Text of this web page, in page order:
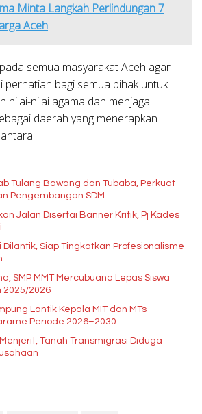
Minta Langkah Perlindungan 7
Aceh
semua masyarakat Aceh agar
perhatian bagi semua pihak untuk
nilai-nilai agama dan menjaga
daerah yang menerapkan
Tulang Bawang dan Tubaba, Perkuat
Pengembangan SDM
Jalan Disertai Banner Kritik, Pj Kades
Dilantik, Siap Tingkatkan Profesionalisme
SMP MMT Mercubuana Lepas Siswa
2025/2026
Lantik Kepala MIT dan MTs
Periode 2026–2030
Tanah Transmigrasi Diduga